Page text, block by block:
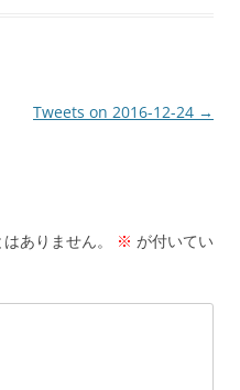
Tweets on 2016-12-24 →
ありません。 ※ が付いてい